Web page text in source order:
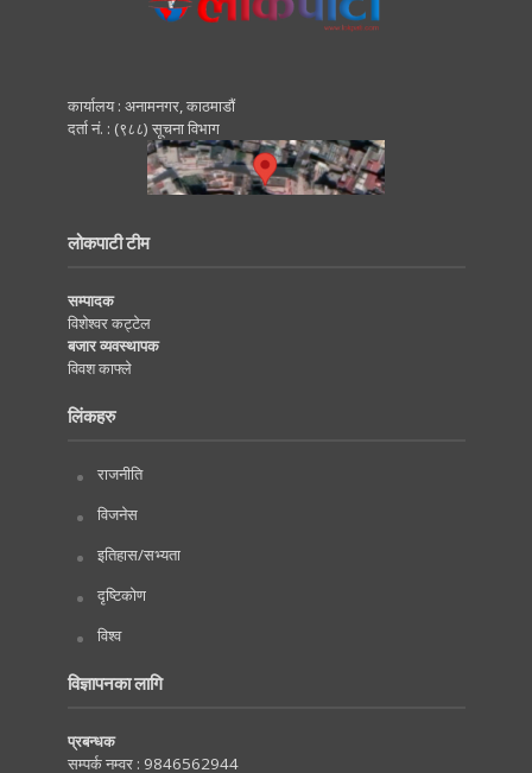
कार्यालय : अनामनगर, काठमाडाैं
दर्ता नं. : (९८८) सूचना विभाग
लोकपाटी टीम
सम्पादक
विशेश्वर कट्टेल
बजार व्यवस्थापक
विवश काफ्ले
लिंकहरु
राजनीति
विजनेस
इतिहास/सभ्यता
दृष्टिकोण
विश्व
विज्ञापनका लागि
प्रबन्धक
सम्पर्क नम्वर : 9846562944